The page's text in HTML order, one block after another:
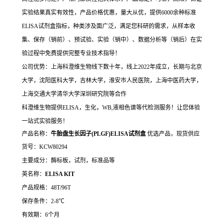
实验结果真实有效性，产品价格优惠，量大从优，提供6000余种标准
ELISA试剂盒指标，种类涉及面广泛，满足您科研的需求，从样本收
集、保存（销前）、预试验、实验（销中）、数据分析等（销后）在实
验过程中免费提供完整专业技术指导！
公司优势：上海科澄维生物线下数十年，线上2022年成立，长期与北京
大学，沈阳医科大学，吉林大学，淮安市人民医院，上海中医药大学，
上海交通大学清华大学深圳研究院等合作
科澄维生物提供ELISA，生化，WB,液相色谱等代检测服务！让您体验
一站式实验服务！
产品名称： 牛胎盘生长因子(PLGF)ELISA试剂盒 优选产品，现货供应
货号：KCW80294
主要成分：酶标板，试剂，标准品等
英名称： ELISA KIT
产品规格：48T/96T
保存条件：2-8℃
有效期：6个月